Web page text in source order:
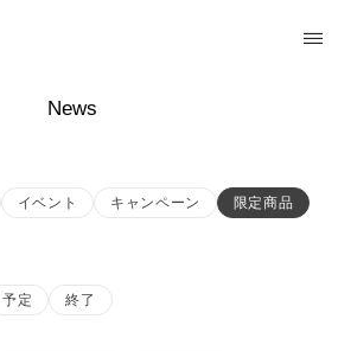
News
イベント キャンペーン
限定商品
予定
終了